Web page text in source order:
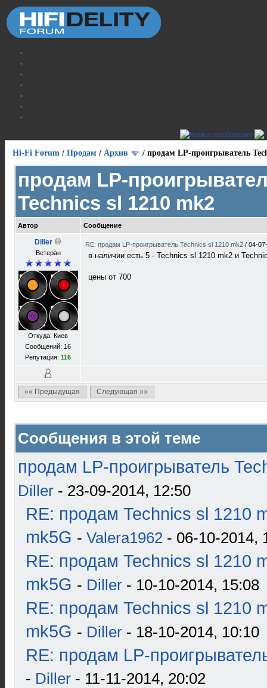
Hi-Fi Forum / Продам / Архив / продам LP-проигрыватель
продам LP-
Technics sl 1210 mk2
Автор Сообщение
Diller
Ветеран
Откуда: Киев
Сообщений: 16
Репутация: 116
RE: продам LP-проигрыватель Technics sl 1210 mk2 / 04-
в наличии есть 5 - Technics sl 1210 mk2 и
цены от 700
«« Предыдущая Следующая »»
Сообщения в этой теме
продам LP-проигрыватель
Diller - 23-09-2014, 12:50
RE: продам Technics sl 1210
mk5G - Valera1962 - 06-10-2014,
RE: продам Technics sl 1210
mk5G - Diller - 10-10-2014, 15:08
RE: продам Technics sl 1210
mk5G - Diller - 18-10-2014, 10:10
RE: продам LP-
- Diller - 11-11-2014, 20:02